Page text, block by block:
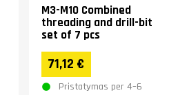
M3-M10 Combined
threading and drill-bit
set of 7 pcs
71,12 €
Pristatymas per 4–6